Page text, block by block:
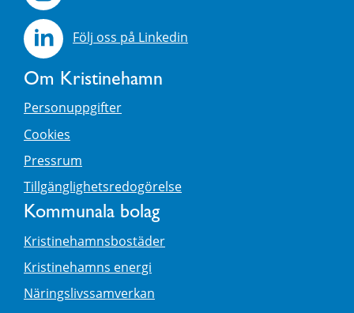
Följ oss på Linkedin
Om Kristinehamn
Personuppgifter
Cookies
Pressrum
Tillgänglighetsredogörelse
Kommunala bolag
Kristinehamnsbostäder
Kristinehamns energi
Näringslivssamverkan